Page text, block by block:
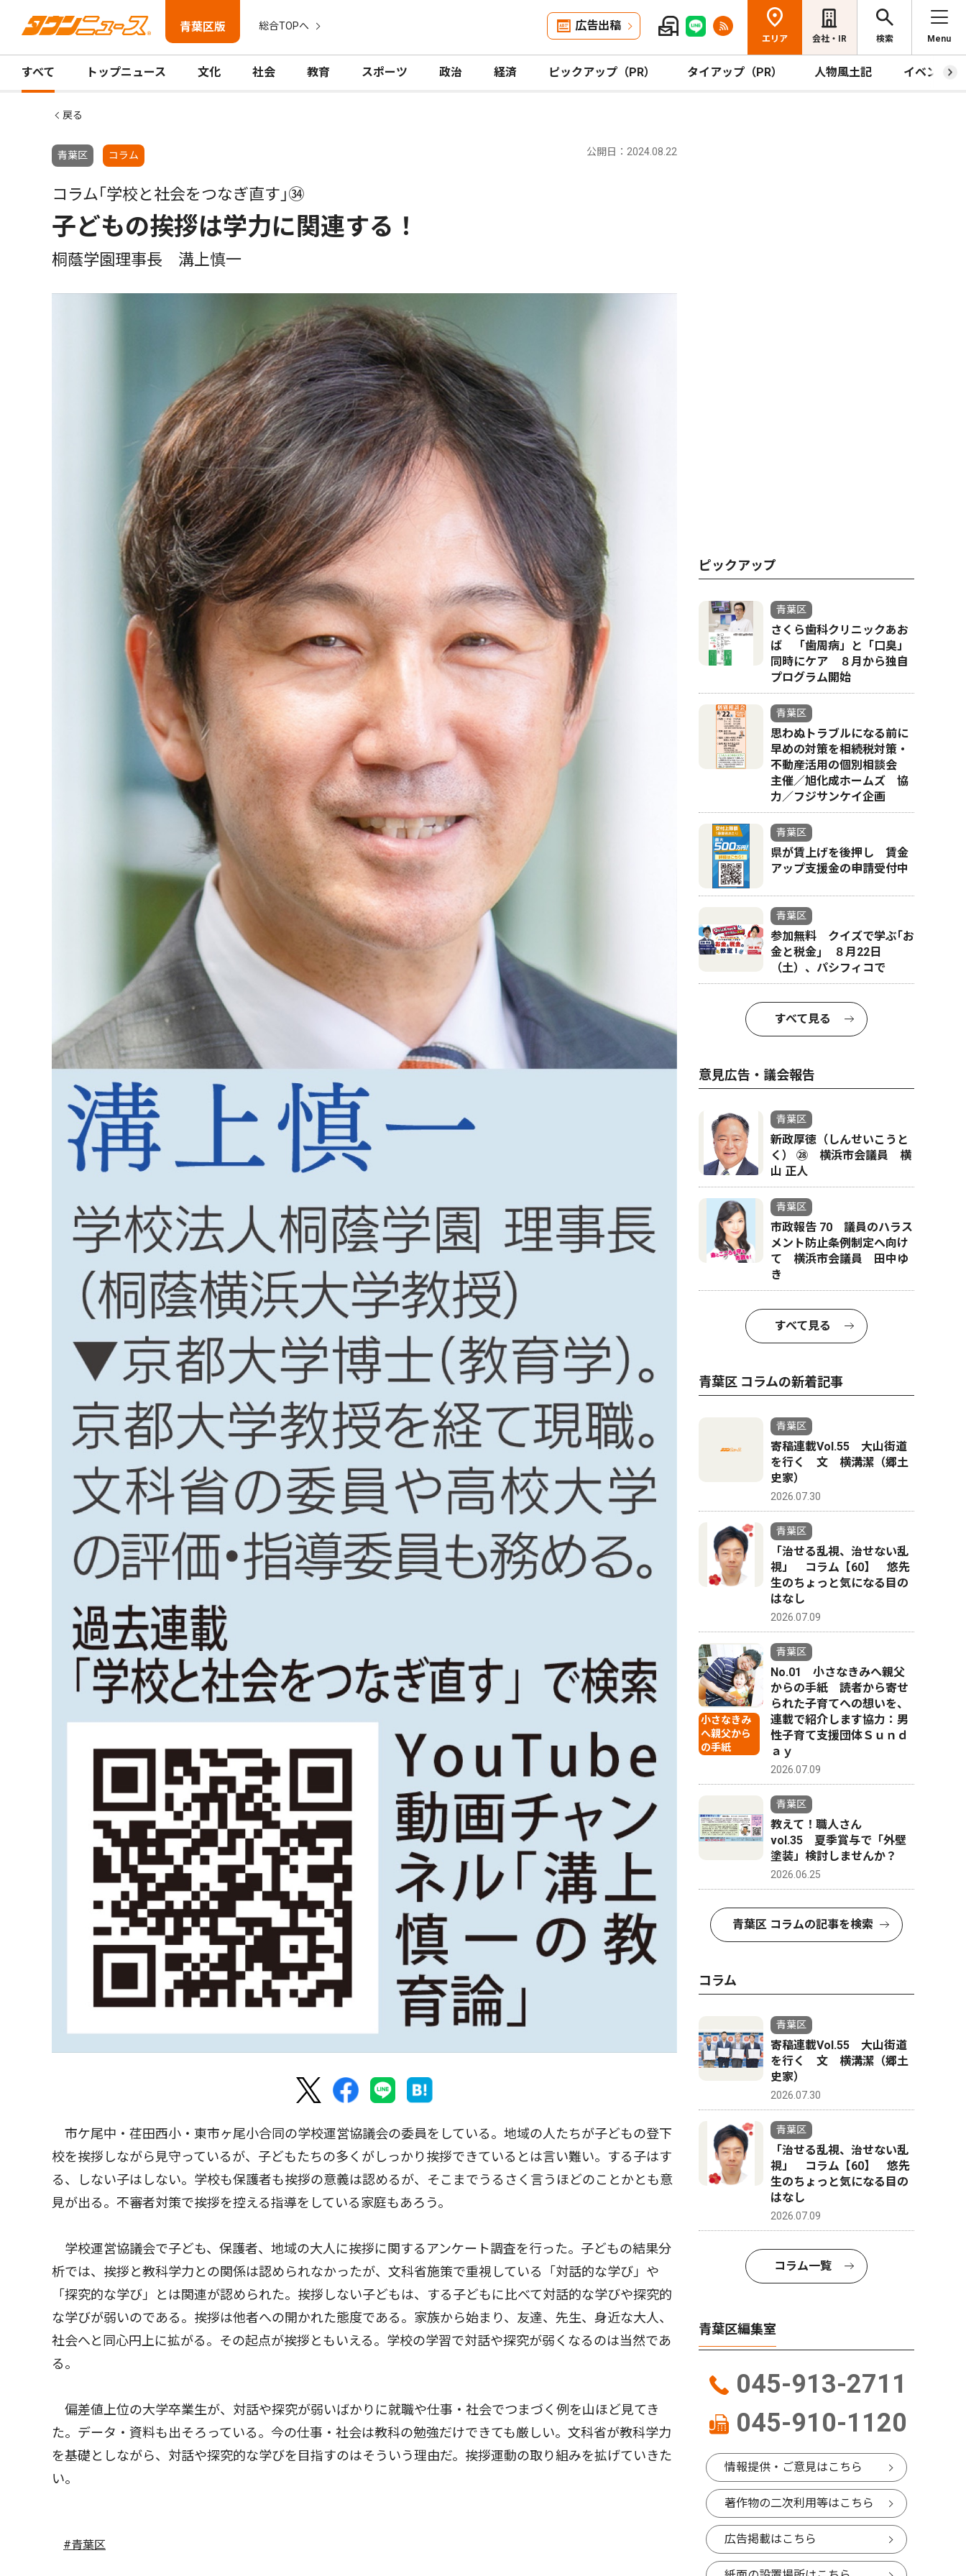
青葉区版 総合TOPへ 広告出稿
エリア 会社・IR 検索 Menu
すべて トップニュース 文化 社会 教育 スポーツ 政治 経済 ピックアップ（PR） タイアップ（PR） 人物風土記 イベント
戻る
青葉区 コラム 公開日：2024.08.22
コラム｢学校と社会をつなぎ直す｣㉞
子どもの挨拶は学力に関連する！
桐蔭学園理事長 溝上慎一
市ケ尾中・荏田西小・東市ヶ尾小合同の学校運営協議会の委員をしている。地域の人たちが子どもの登下
校を挨拶しながら見守っているが、子どもたちの多くがしっかり挨拶できているとは言い難い。する子はす
る、しない子はしない。学校も保護者も挨拶の意義は認めるが、そこまでうるさく言うほどのことかとも意
見が出る。不審者対策で挨拶を控える指導をしている家庭もあろう。
学校運営協議会で子ども、保護者、地域の大人に挨拶に関するアンケート調査を行った。子どもの結果分
析では、挨拶と教科学力との関係は認められなかったが、文科省施策で重視している「対話的な学び」や
「探究的な学び」とは関連が認められた。挨拶しない子どもは、する子どもに比べて対話的な学びや探究的
な学びが弱いのである。挨拶は他者への開かれた態度である。家族から始まり、友達、先生、身近な大人、
社会へと同心円上に拡がる。その起点が挨拶ともいえる。学校の学習で対話や探究が弱くなるのは当然であ
る。
偏差値上位の大学卒業生が、対話や探究が弱いばかりに就職や仕事・社会でつまづく例を山ほど見てき
た。データ・資料も出そろっている。今の仕事・社会は教科の勉強だけできても厳しい。文科省が教科学力
を基礎としながら、対話や探究的な学びを目指すのはそういう理由だ。挨拶運動の取り組みを拡げていきた
い。
#青葉区
ピックアップ
青葉区
さくら歯科クリニックあお
ば 「歯周病」と「口臭」
同時にケア ８月から独自
プログラム開始
青葉区
思わぬトラブルになる前に
早めの対策を相続税対策・
不動産活用の個別相談会
主催／旭化成ホームズ 協
力／フジサンケイ企画
青葉区
県が賃上げを後押し 賃金
アップ支援金の申請受付中
青葉区
参加無料 クイズで学ぶ｢お
金と税金｣ ８月22日
（土）、パシフィコで
すべて見る
意見広告・議会報告
青葉区
新政厚徳（しんせいこうと
く） ㉘ 横浜市会議員 横
山 正人
青葉区
市政報告 70 議員のハラス
メント防止条例制定へ向け
て 横浜市会議員 田中ゆ
き
すべて見る
青葉区 コラムの新着記事
青葉区
寄稿連載Vol.55 大山街道
を行く 文 横溝潔（郷土
史家）
2026.07.30
青葉区
「治せる乱視、治せない乱
視」 コラム【60】 悠先
生のちょっと気になる目の
はなし
2026.07.09
小さなきみ
へ親父から
の手紙
青葉区
No.01 小さなきみへ親父
からの手紙 読者から寄せ
られた子育てへの想いを、
連載で紹介します協力：男
性子育て支援団体Ｓｕｎｄ
ａｙ
2026.07.09
青葉区
教えて！職人さん
vol.35 夏季賞与で「外壁
塗装」検討しませんか？
2026.06.25
青葉区 コラムの記事を検索
コラム
青葉区
寄稿連載Vol.55 大山街道
を行く 文 横溝潔（郷土
史家）
2026.07.30
青葉区
「治せる乱視、治せない乱
視」 コラム【60】 悠先
生のちょっと気になる目の
はなし
2026.07.09
コラム一覧
青葉区編集室
045-913-2711
045-910-1120
情報提供・ご意見はこちら
著作物の二次利用等はこちら
広告掲載はこちら